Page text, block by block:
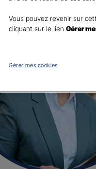
Vous pouvez revenir sur
cliquant sur le lien Gérer
Gérer mes cookies